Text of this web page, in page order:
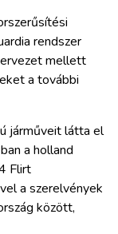
rendszer
mellett
a további
járműveit látta el
a holland
Flirt
a szerelvények
között,